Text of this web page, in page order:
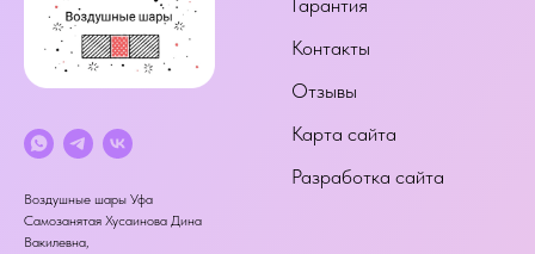
Воздушные шары Уфа
Самозанятая Хусаинова Дина
Вакилевна,
Контакты
Отзывы
Карта сайта
Разработка сайта